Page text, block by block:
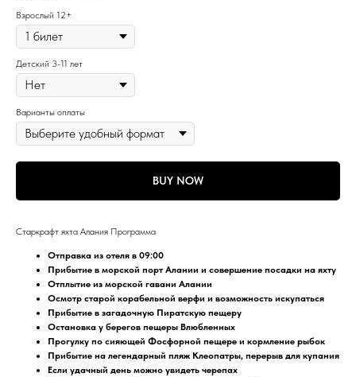
Взрослый 12+
Детский 3-11 лет
Варианты оплаты
BUY NOW
Старкрафт яхта Алания Программа
Отправка из отеля в 09:00
Прибытие в морской порт Алании и совершение посадки на яхту
Отплытие из морской гавани Алании
Осмотр старой корабельной верфи и возможность искупаться
Прибытие в загадочную Пиратскую пещеру
Остановка у берегов пещеры Влюбленных
Прогулку по сияющей Фосфорной пещере и кормление рыбок
Прибытие на легендарный пляж Клеопатры, перерыв для купания
Если удачный день можно увидеть черепах